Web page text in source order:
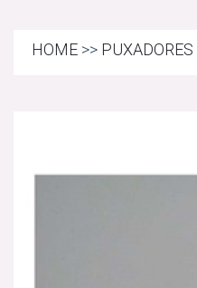
HOME >> PUXADORES